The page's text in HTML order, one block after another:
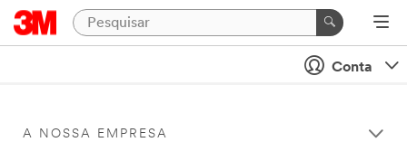
Conta
A NOSSA EMPRESA